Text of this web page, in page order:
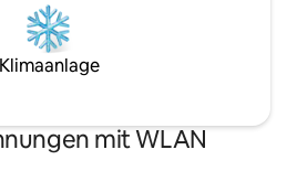
Klimaanlage
mit WLAN